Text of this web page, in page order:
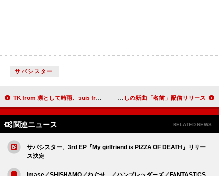
サバシスター
TK from 凛として時雨、suis from ヨルシカを迎えた「Synchrome」MV公開 大原櫻子、アンジェラ・アキ書き下ろしの新曲「名前」配信リリース
関連ニュース RELATED NEWS
サバシスター、3rd EP『My girlfriend is PIZZA OF DEATH』リリー
ス決定
imase／SHISHAMO／ねぐせ。／ハンブレッダーズ／FANTASTICS